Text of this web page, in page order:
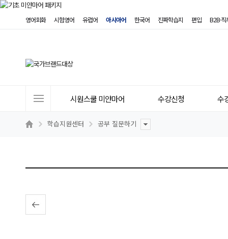
영어회화 시험영어 유럽어 아시아어 한국어 진짜학습지 편입 B2B·
트
시원스쿨 미얀마어 수강신청 수
학습지원센터 공부 질문하기